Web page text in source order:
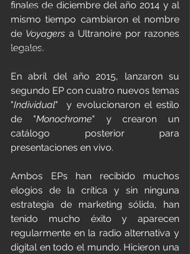
Experimental
Art Project
Synthpop
finales de diciembre del año 2014 y al
mismo tiempo cambiaron el nombre
de Voyagers a Ultranoire por razones
legales.
En abril del año 2015, lanzaron su
segundo EP con cuatro nuevos temas
"Individual"  y evolucionaron el estilo
de "Monochrome" y crearon un
catálogo posterior para
presentaciones en vivo.
Ambos EPs han recibido muchos
elogios de la crítica y sin ninguna
estrategia de marketing sólida, han
tenido mucho éxito y aparecen
regularmente en la radio alternativa y
digital en todo el mundo. Hicieron una